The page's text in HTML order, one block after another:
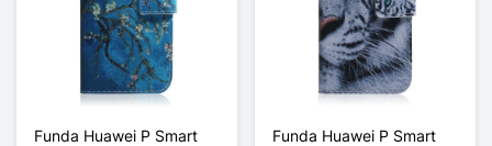
Funda Huawei P Smart
Funda Huawei P Smart